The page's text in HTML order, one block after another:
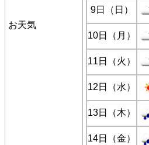
お天気
9日（日）
10日（月）
11日（火）
12日（水）
13日（木）
14日（金）